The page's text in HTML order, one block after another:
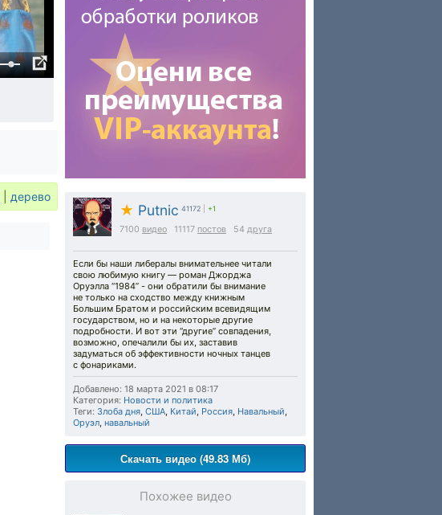
★ Putnic 41172 +1
7100 видео 11117 постов 54 друга
Если бы наши либералы внимательнее читали
свою любимую книгу — роман Джорджа
Оруэлла “1984” - они обратили бы внимание
не только на сходство между книжным
Большим Братом и российским всевидящим
государством, но и на некоторые другие
подробности. И вот эти “другие” совпадения,
возможно, опечалили бы их, заставив
задуматься об эффективности ночных танцев
с фонариками.
Добавлено: 18 марта 2021 в 08:17
Категория: Новости и политика
Теги: Злоба дня, США, Китай, Россия, Навальный,
Оруэл, навальный
Скачать видео (49.83 Мб)
Похожее видео
дерево